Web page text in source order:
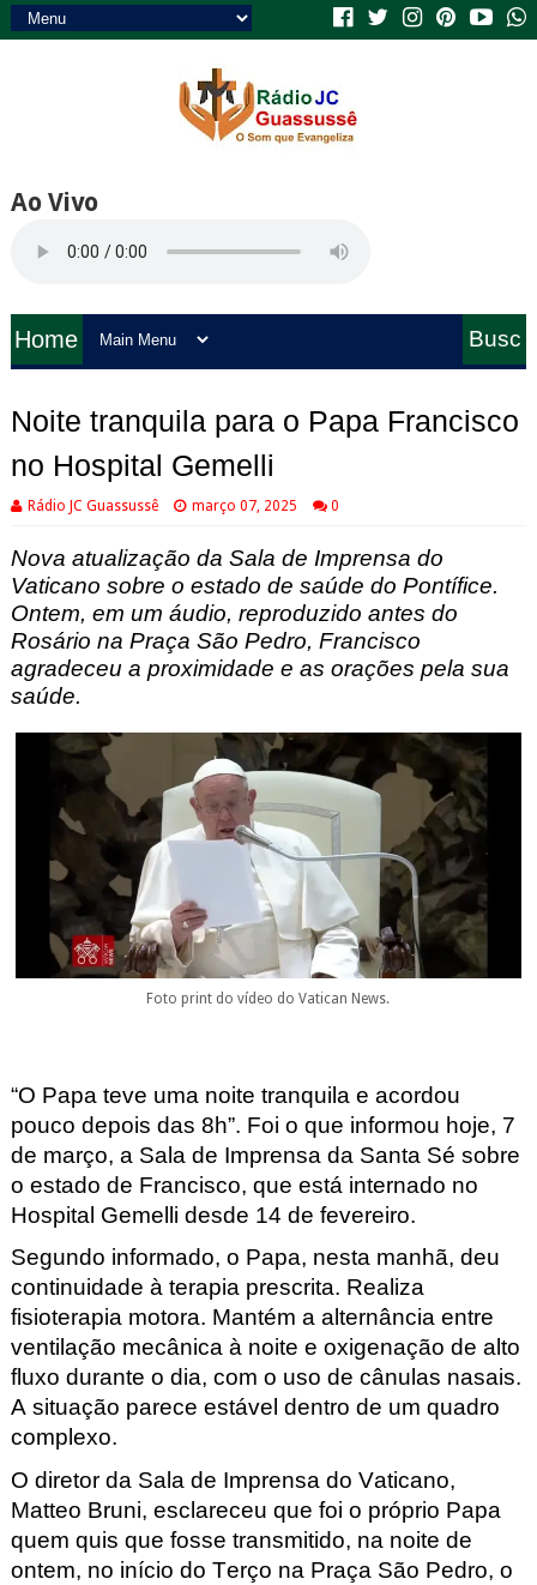
Ao Vivo
Home
Busc
Noite tranquila para o Papa Francisco
no Hospital Gemelli
Rádio JC Guassussê março 07, 2025 0
Nova atualização da Sala de Imprensa do
Vaticano sobre o estado de saúde do Pontífice.
Ontem, em um áudio, reproduzido antes do
Rosário na Praça São Pedro, Francisco
agradeceu a proximidade e as orações pela sua
saúde.
Foto print do vídeo do Vatican News.
“O Papa teve uma noite tranquila e acordou
pouco depois das 8h”. Foi o que informou hoje, 7
de março, a Sala de Imprensa da Santa Sé sobre
o estado de Francisco, que está internado no
Hospital Gemelli desde 14 de fevereiro.
Segundo informado, o Papa, nesta manhã, deu
continuidade à terapia prescrita. Realiza
fisioterapia motora. Mantém a alternância entre
ventilação mecânica à noite e oxigenação de alto
fluxo durante o dia, com o uso de cânulas nasais.
A situação parece estável dentro de um quadro
complexo.
O diretor da Sala de Imprensa do Vaticano,
Matteo Bruni, esclareceu que foi o próprio Papa
quem quis que fosse transmitido, na noite de
ontem, no início do Terço na Praça São Pedro, o